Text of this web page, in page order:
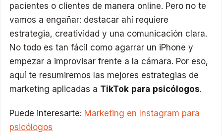
pacientes o clientes de manera online. Pero no te
vamos a engañar: destacar ahí requiere
estrategia, creatividad y una comunicación clara.
No todo es tan fácil como agarrar un iPhone y
empezar a improvisar frente a la cámara. Por eso,
aquí te resumiremos las mejores estrategias de
marketing aplicadas a TikTok para psicólogos.
Puede interesarte: Marketing en Instagram para
psicólogos